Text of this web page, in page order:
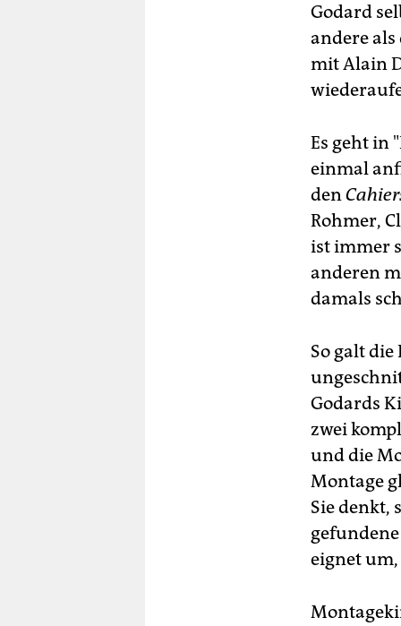
Godard
andere
mit Alain
Es geht in
einmal
den
Rohmer,
ist immer
anderen
damals
So galt
Godards
zwei
und die
Montage
Sie denkt,
eignet